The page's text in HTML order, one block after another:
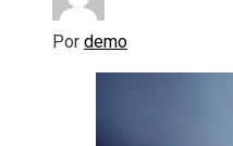
Por demo